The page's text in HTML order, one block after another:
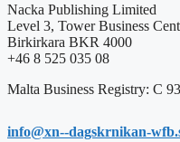
Nacka Publishing Limited
Level 3, Tower Business
Birkirkara BKR 4000
+46 8 525 035 08
Malta Business Registry: C
info@xn--dagskrnikan-